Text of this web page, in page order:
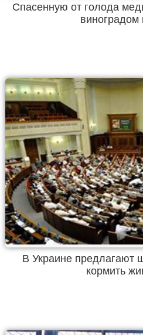
Спасенную от голода
В Украине предлагают
кормить